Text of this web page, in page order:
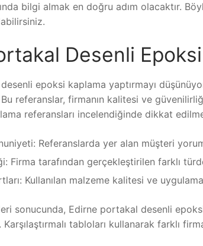
bilgi almak en doğru adım olacaktır.
Desenli
epoksi kaplama yaptırmayı
referanslar, firmanın kalitesi ve
referansları incelendiğinde dikkat
Referanslarda yer alan müşteri
Firma tarafından gerçekleştirilen farklı
Kullanılan malzeme kalitesi ve
sonucunda, Edirne portakal desenli
tabloları kullanarak farklı